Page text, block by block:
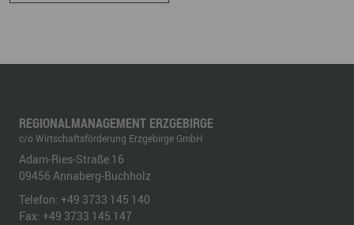
REGIONALMANAGEMENT ERZGEBIRGE
c/o Wirtschaftsförderung Erzgebirge GmbH
Adam-Ries-Straße 16
09456 Annaberg-Buchholz
Telefon: +49 3733 145 140
Fax: +49 3733 145 147